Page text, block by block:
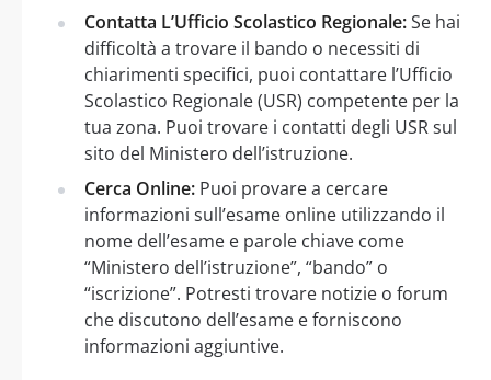
Contatta L’Ufficio Scolastico Regionale:Se hai
difficoltà a trovare il bando o necessiti di
chiarimenti specifici, puoi contattare l’Ufficio
Scolastico Regionale (USR) competente per la
tua zona. Puoi trovare i contatti degli USR sul
sito del Ministero dell’istruzione.
Cerca Online: Puoi provare a cercare
informazioni sull’esame online utilizzando il
nome dell’esame e parole chiave come
“Ministero dell’istruzione”, “bando” o
“iscrizione”. Potresti trovare notizie o forum
che discutono dell’esame e forniscono
informazioni aggiuntive.